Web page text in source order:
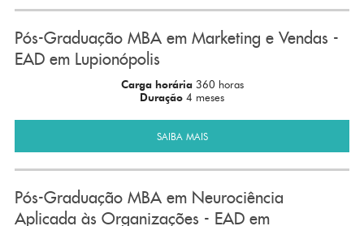
Pós-Graduação MBA em Marketing e Vendas -
EAD em Lupionópolis
Carga horária 360 horas
Duração 4 meses
SAIBA MAIS
Pós-Graduação MBA em Neurociência
Aplicada às Organizações - EAD em